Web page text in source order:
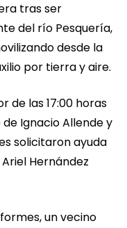
tras ser
del río Pesquería,
desde la
por tierra y aire.
de las 17:00 horas
de Ignacio Allende y
solicitaron ayuda
Hernández
un vecino